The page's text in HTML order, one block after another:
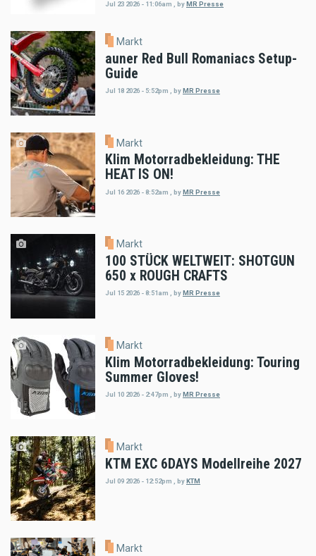
Jul 23 2026 - 11:06am byMR Presse
Markt
auner Red Bull Romaniacs Setup-
Guide
Jul 18 2026 - 5:52pm byMR Presse
Markt
Klim Motorradbekleidung: THE
HEAT IS ON!
Jul 16 2026 - 8:52am byMR Presse
Markt
100 STÜCK WELTWEIT: SHOTGUN
650 x ROUGH CRAFTS
Jul 15 2026 - 8:51am , by MR Presse
Markt
Klim Motorradbekleidung: Touring
Summer Gloves!
Jul 10 2026 - 2:47pm byMR Presse
Markt
KTM EXC 6DAYS Modellreihe 2027
Jul 09 2026 - 12:52pm byKTM
Markt